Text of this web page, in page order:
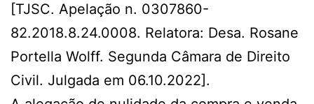
[TJSC. Apelação n. 0307860-
82.2018.8.24.0008. Relatora: Desa. Rosane
Portella Wolff. Segunda Câmara de Direito
Civil. Julgada em 06.10.2022].